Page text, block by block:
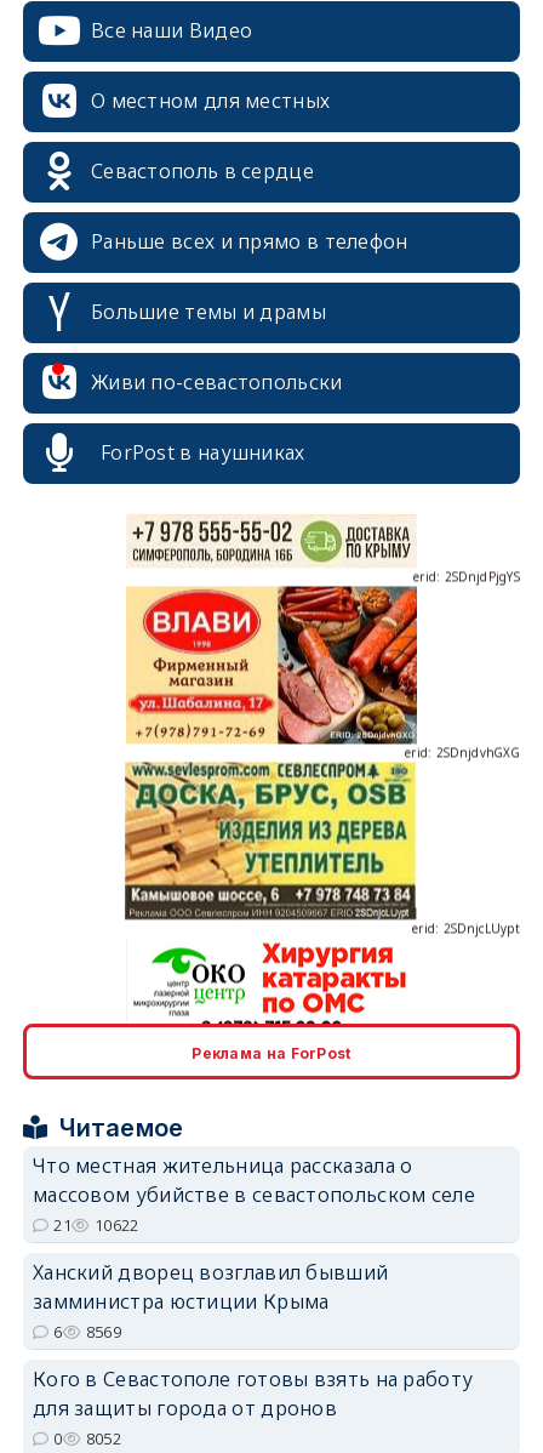
Все наши Видео
О местном для местных
Севастополь в сердце
Раньше всех и прямо в телефон
Большие темы и драмы
Живи по-севастопольски
ForPost в наушниках
erid: 2SDnjcrDNw6
erid: 2SDnjdvhGXG
Реклама на ForPost
Читаемое
Что местная жительница рассказала о
массовом убийстве в севастопольском селе
21 10622
Ханский дворец возглавил бывший
замминистра юстиции Крыма
6 8569
Кого в Севастополе готовы взять на работу
для защиты города от дронов
0 8052